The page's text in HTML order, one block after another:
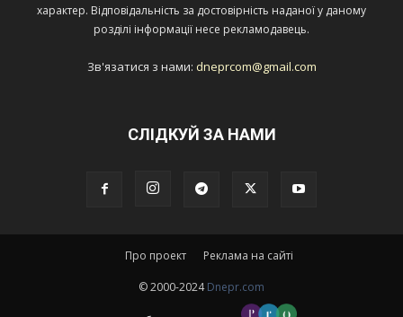
характер. Відповідальність за достовірність наданої у даному
розділі інформації несе рекламодавець.
Зв'язатися з нами: dneprcom@gmail.com
СЛІДКУЙ ЗА НАМИ
Про проект Реклама на сайті
© 2000-2024Dnepr.com